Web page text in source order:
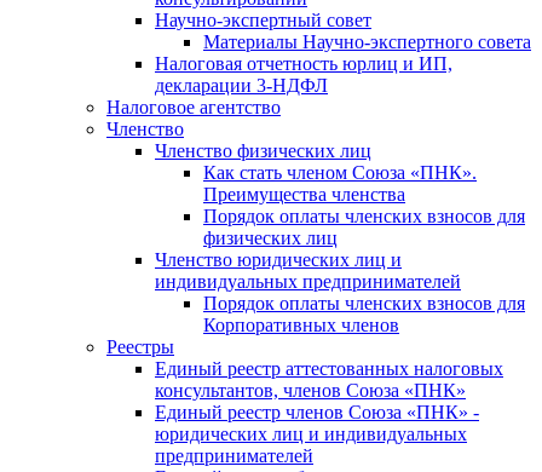
Научно-экспертный совет
Материалы Научно-экспертного совета
Налоговая отчетность юрлиц и ИП,
декларации 3-НДФЛ
Налоговое агентство
Членство
Членство физических лиц
Как стать членом Союза «ПНК».
Преимущества членства
Порядок оплаты членских взносов для
физических лиц
Членство юридических лиц и
индивидуальных предпринимателей
Порядок оплаты членских взносов для
Корпоративных членов
Реестры
Единый реестр аттестованных налоговых
консультантов, членов Союза «ПНК»
Единый реестр членов Союза «ПНК» -
юридических лиц и индивидуальных
предпринимателей